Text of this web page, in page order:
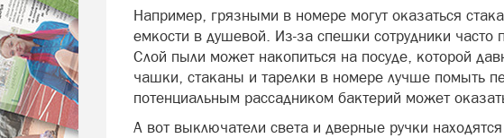
Например, грязными в номере могут оказаться
емкости в душевой. Из-за спешки сотрудники часто
Слой пыли может накопиться на посуде, которой
чашки, стаканы и тарелки в номере лучше помыть
потенциальным рассадником бактерий может
А вот выключатели света и дверные ручки